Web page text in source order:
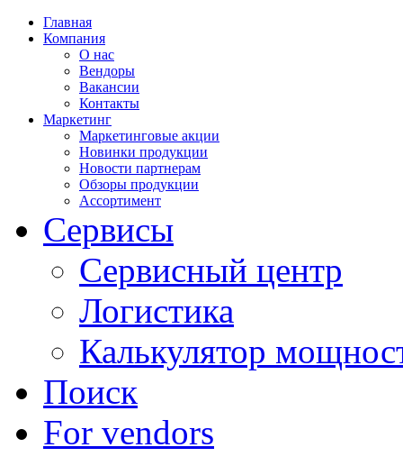
Главная
Компания
О нас
Вендоры
Вакансии
Контакты
Маркетинг
Маркетинговые акции
Новинки продукции
Новости партнерам
Обзоры продукции
Ассортимент
Сервисы
Сервисный центр
Логистика
Калькулятор
Поиск
For vendors